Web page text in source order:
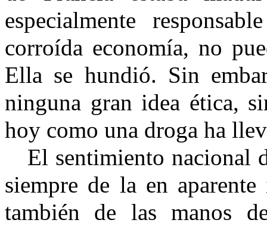
especialmente
corroída economía, no
Ella se hundió. Sin
ninguna gran idea ética,
hoy como una droga ha
El sentimiento nacional
siempre de la en
también de las manos